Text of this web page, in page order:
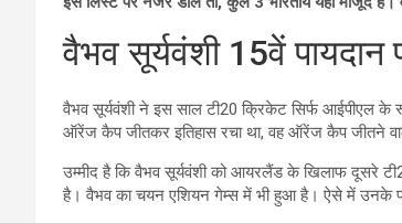
वैभव सूर्यवंशी 15वें पायदान
वैभव सूर्यवंशी ने इस साल टी20 क्रिकेट सिर्फ आईपीएल
ऑरेंज कैप जीतकर इतिहास रचा था, वह ऑरेंज कैप जीतने
उम्मीद है कि वैभव सूर्यवंशी को आयरलैंड के खिलाफ दूसरे
है। वैभव का चयन एशियन गेम्स में भी हुआ है। ऐसे में उनके